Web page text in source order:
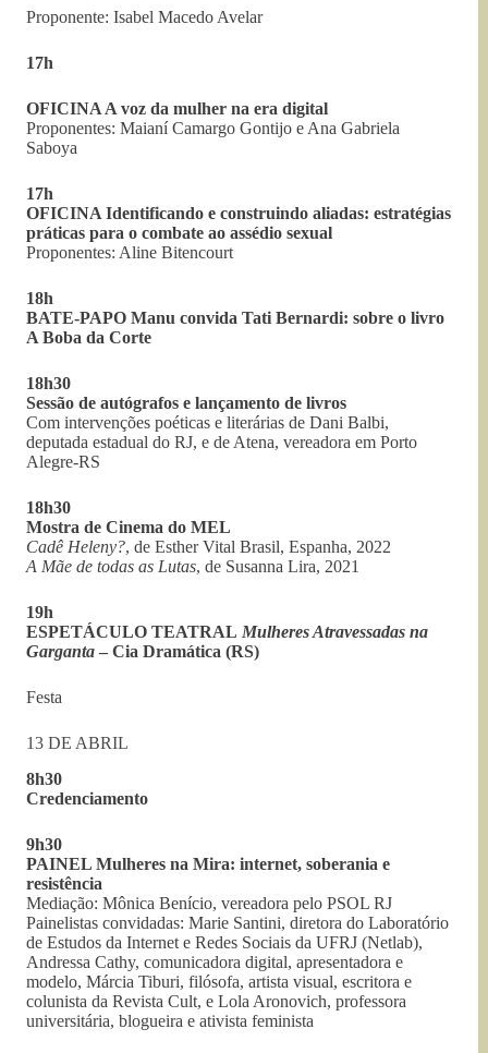
Proponente: Isabel Macedo Avelar
17h
OFICINA A voz da mulher na era digital
Proponentes: Maianí Camargo Gontijo e Ana Gabriela
Saboya
17h
OFICINA Identificando e construindo aliadas: estratégias
práticas para o combate ao assédio sexual
Proponentes: Aline Bitencourt
18h
BATE-PAPO Manu convida Tati Bernardi: sobre o livro
A Boba da Corte
18h30
Sessão de autógrafos e lançamento de livros
Com intervenções poéticas e literárias de Dani Balbi,
deputada estadual do RJ, e de Atena, vereadora em Porto
Alegre-RS
18h30
Mostra de Cinema do MEL
Cadê Heleny?, de Esther Vital Brasil, Espanha, 2022
A Mãe de todas as Lutas, de Susanna Lira, 2021
19h
ESPETÁCULO TEATRAL Mulheres Atravessadas na
Garganta – Cia Dramática (RS)
Festa
13 DE ABRIL
8h30
Credenciamento
9h30
PAINEL Mulheres na Mira: internet, soberania e
resistência
Mediação: Mônica Benício, vereadora pelo PSOL RJ
Painelistas convidadas: Marie Santini, diretora do Laboratório
de Estudos da Internet e Redes Sociais da UFRJ (Netlab),
Andressa Cathy, comunicadora digital, apresentadora e
modelo, Márcia Tiburi, filósofa, artista visual, escritora e
colunista da Revista Cult, e Lola Aronovich, professora
universitária, blogueira e ativista feminista